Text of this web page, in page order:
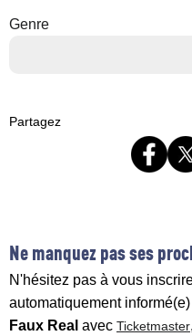
Genre
Partagez
Ne manquez pas ses
N'hésitez pas à vous
automatiquement
Faux Real avec Ticketmaster,